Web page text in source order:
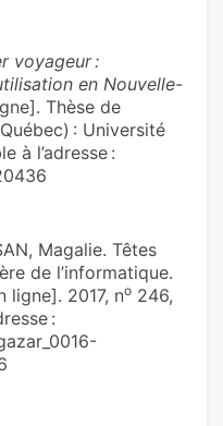
voyageur :
en Nouvelle-
Thèse de
: Université
à l’adresse :
Magalie. Têtes
de l’informatique.
ligne]. 2017, no 246,
: